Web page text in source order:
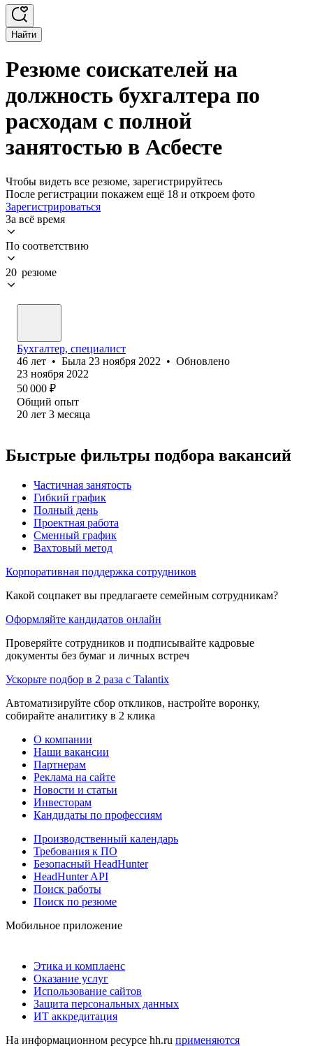
Найти
Резюме соискателей на
должность бухгалтера по
расходам с полной
занятостью в Асбесте
Чтобы видеть все резюме, зарегистрируйтесь
После регистрации покажем ещё 18 и откроем фото
Зарегистрироваться
За всё время
По соответствию
20 резюме
Бухгалтер, специалист
46 лет • Была 23 ноября 2022 • Обновлено
23 ноября 2022
50 000 ₽
Общий опыт
20 лет 3 месяца
Быстрые фильтры подбора вакансий
Частичная занятость
Гибкий график
Полный день
Проектная работа
Сменный график
Вахтовый метод
Корпоративная поддержка сотрудников
Какой соцпакет вы предлагаете семейным сотрудникам?
Оформляйте кандидатов онлайн
Проверяйте сотрудников и подписывайте кадровые
документы без бумаг и личных встреч
Ускорьте подбор в 2 раза с Talantix
Автоматизируйте сбор откликов, настройте воронку,
собирайте аналитику в 2 клика
О компании
Наши вакансии
Партнерам
Реклама на сайте
Новости и статьи
Инвесторам
Кандидаты по профессиям
Производственный календарь
Требования к ПО
Безопасный HeadHunter
HeadHunter API
Поиск работы
Поиск по резюме
Мобильное приложение
Этика и комплаенс
Оказание услуг
Использование сайтов
Защита персональных данных
ИТ аккредитация
На информационном ресурсе hh.ru применяются